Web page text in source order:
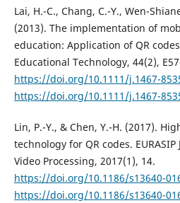
Lai, H.-C., Chang, C.-Y., Wen-
(2013). The implementation of
education: Application of QR
Educational Technology, 44(2),
https://doi.org/10.1111/j.1467-
https://doi.org/10.1111/j.1467-
Lin, P.-Y., & Chen, Y.-H. (2017).
technology for QR codes.
Video Processing, 2017(1), 14.
https://doi.org/10.1186/s13640-
https://doi.org/10.1186/s13640-